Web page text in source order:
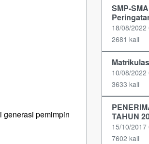
generasi pemimpin
SMP-
18/08/
2681 kali
10/08/
3633 kali
TAHUN
15/10/
7602 kali